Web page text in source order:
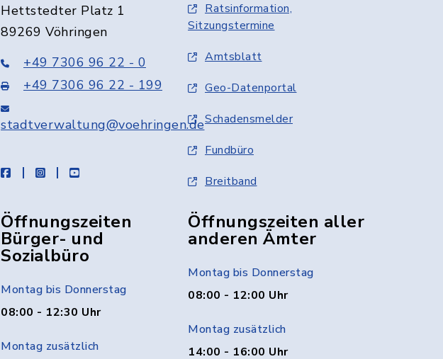
Hettstedter Platz 1
89269 Vöhringen
+49 7306 96 22 - 0
+49 7306 96 22 - 199
stadtverwaltung@voehringen.de
facebookinstagramyoutube
Ratsinformation,
Sitzungstermine
Amtsblatt
Geo-Datenportal
Schadensmelder
Fundbüro
Breitband
Öffnungszeiten
Bürger- und
Sozialbüro
Montag bis Donnerstag
08:00 - 12:30 Uhr
Montag zusätzlich
Öffnungszeiten aller
anderen Ämter
Montag bis Donnerstag
08:00 - 12:00 Uhr
Montag zusätzlich
14:00 - 16:00 Uhr